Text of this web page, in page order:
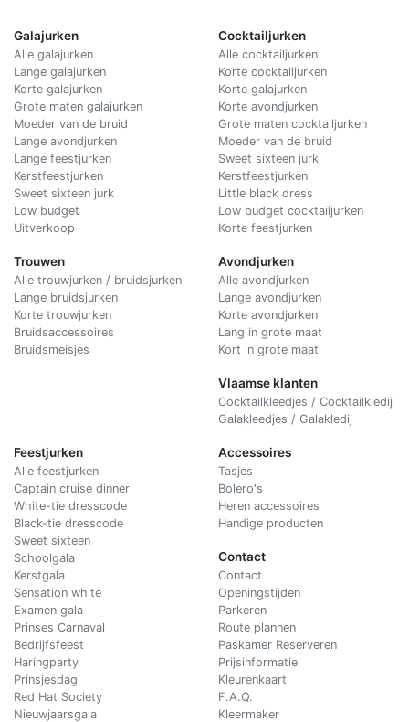
Galajurken
Alle galajurken
Lange galajurken
Korte galajurken
Grote maten galajurken
Moeder van de bruid
Lange avondjurken
Lange feestjurken
Kerstfeestjurken
Sweet sixteen jurk
Low budget
Uitverkoop
Trouwen
Alle trouwjurken / bruidsjurken
Lange bruidsjurken
Korte trouwjurken
Bruidsaccessoires
Bruidsmeisjes
Cocktailjurken
Alle cocktailjurken
Korte cocktailjurken
Korte galajurken
Korte avondjurken
Grote maten cocktailjurken
Moeder van de bruid
Sweet sixteen jurk
Kerstfeestjurken
Little black dress
Low budget cocktailjurken
Korte feestjurken
Avondjurken
Alle avondjurken
Lange avondjurken
Korte avondjurken
Lang in grote maat
Kort in grote maat
Vlaamse klanten
Cocktailkleedjes / Cocktailkledij
Galakleedjes / Galakledij
Feestjurken
Alle feestjurken
Captain cruise dinner
White-tie dresscode
Black-tie dresscode
Sweet sixteen
Schoolgala
Kerstgala
Sensation white
Examen gala
Prinses Carnaval
Bedrijfsfeest
Haringparty
Prinsjesdag
Red Hat Society
Nieuwjaarsgala
Accessoires
Tasjes
Bolero's
Heren accessoires
Handige producten
Contact
Contact
Openingstijden
Parkeren
Route plannen
Paskamer Reserveren
Prijsinformatie
Kleurenkaart
F.A.Q.
Kleermaker